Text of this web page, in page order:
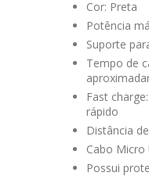
Cor: Preta
Potência
Suporte
Tempo de
Fast
rápido
Distância
Cabo Micro
Possui